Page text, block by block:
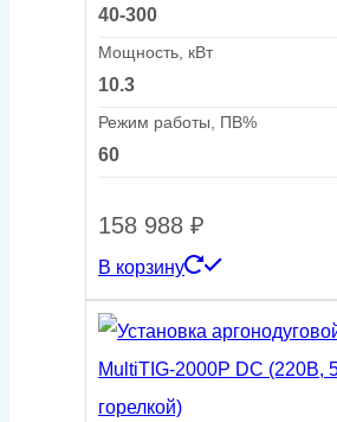
40-300
Мощность, кВт
10.3
Режим работы, ПВ%
60
158 988 ₽
В корзину